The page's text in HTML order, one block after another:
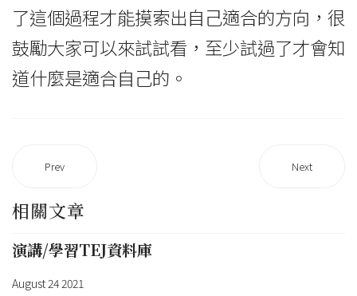
了這個過程才能摸索出自己適合的方向，很
鼓勵大家可以來試試看，至少試過了才會知
道什麼是適合自己的。
Prev Next
相關文章
演講/學習TEJ資料庫
August 24 2021